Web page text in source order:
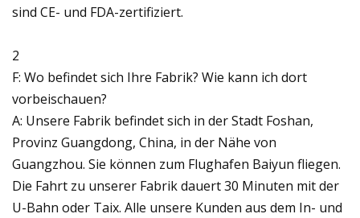
sind CE- und FDA-zertifiziert.
2
F: Wo befindet sich Ihre Fabrik? Wie kann ich dort
vorbeischauen?
A: Unsere Fabrik befindet sich in der Stadt Foshan,
Provinz Guangdong, China, in der Nähe von
Guangzhou. Sie können zum Flughafen Baiyun fliegen.
Die Fahrt zu unserer Fabrik dauert 30 Minuten mit der
U-Bahn oder Taix. Alle unsere Kunden aus dem In- und